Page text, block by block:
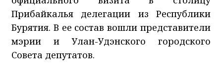
Прибайкалья делегации из Республики
Бурятия. В ее состав вошли представители
мэрии и Улан-Удэнского городского
Совета депутатов.